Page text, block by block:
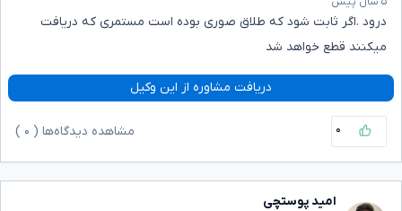
درود .اگر ثابت شود که طلاق صوری بوده است مستمری که دریافت
میکنند قطع خواهد شد
دریافت مشاوره از این وکیل
۰ مشاهده دیدگاه‌ها ( ۰
امید پوستچی